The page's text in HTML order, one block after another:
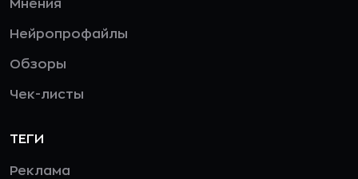
Мнения
Нейропрофайлы
Обзоры
Чек-листы
ТЕГИ
Реклама